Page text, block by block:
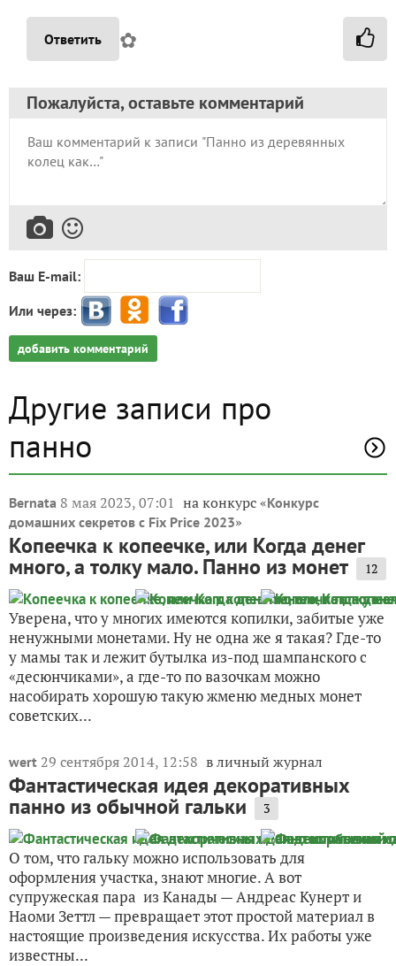
Ответить ✿
Пожалуйста, оставьте комментарий
Ваш E-mail:
Или через:
добавить комментарий
Другие записи про
панно
Bernata 8 мая 2023, 07:01 на конкурс «Конкурс
домашних секретов с Fix Price 2023»
Копеечка к копеечке, или Когда денег
много, а толку мало. Панно из монет 12
Уверена, что у многих имеются копилки, забитые уже
ненужными монетами. Ну не одна же я такая? Где-то
у мамы так и лежит бутылка из-под шампанского с
«десюнчиками», а где-то по вазочкам можно
насобирать хорошую такую жменю медных монет
советских...
wert 29 сентября 2014, 12:58 в личный журнал
Фантастическая идея декоративных
панно из обычной гальки 3
О том, что гальку можно использовать для
оформления участка, знают многие. А вот
супружеская пара из Канады — Андреас Кунерт и
Наоми Зеттл — превращает этот простой материал в
настоящие произведения искусства. Их работы уже
известны...